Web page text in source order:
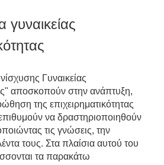
Γυναικείας
αποσκοπούν στην ανάπτυξη,
της επιχειρηματικότητας
να δραστηριοποιηθούν
τις γνώσεις, την
τους. Στα πλαίσια αυτού του
τα παρακάτω